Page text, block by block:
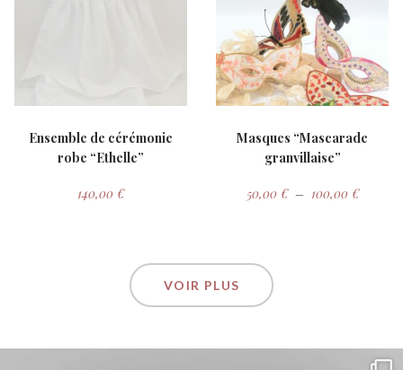
Ensemble de cérémonie
robe “Ethelle”
140,00 €
Masques “Mascarade
granvillaise”
50,00 € – 100,00 €Plage
VOIR PLUS